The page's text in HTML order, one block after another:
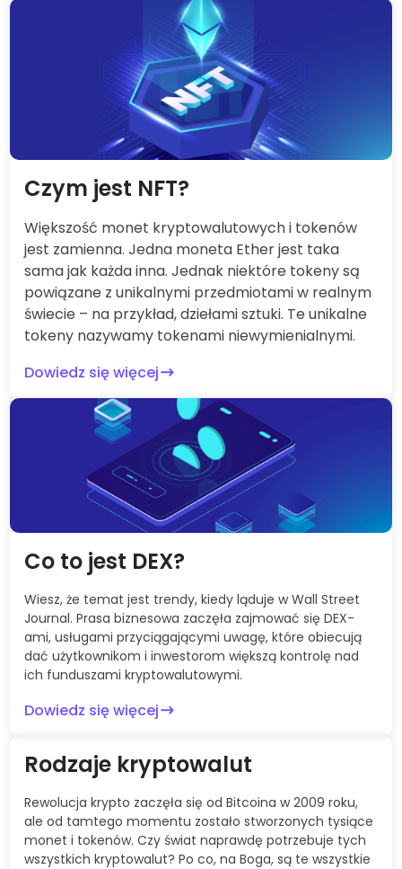
Czym jest NFT?
Większość monet kryptowalutowych i tokenów
jest zamienna. Jedna moneta Ether jest taka
sama jak każda inna. Jednak niektóre tokeny są
powiązane z unikalnymi przedmiotami w realnym
świecie – na przykład, dziełami sztuki. Te unikalne
tokeny nazywamy tokenami niewymienialnymi.
Dowiedz się więcej
Co to jest DEX?
Wiesz, że temat jest trendy, kiedy ląduje w Wall Street
Journal. Prasa biznesowa zaczęła zajmować się DEX-
ami, usługami przyciągającymi uwagę, które obiecują
dać użytkownikom i inwestorom większą kontrolę nad
ich funduszami kryptowalutowymi.
Dowiedz się więcej
Rodzaje kryptowalut
Rewolucja krypto zaczęła się od Bitcoina w 2009 roku,
ale od tamtego momentu zostało stworzonych tysiące
monet i tokenów. Czy świat naprawdę potrzebuje tych
wszystkich kryptowalut? Po co, na Boga, są te wszystkie